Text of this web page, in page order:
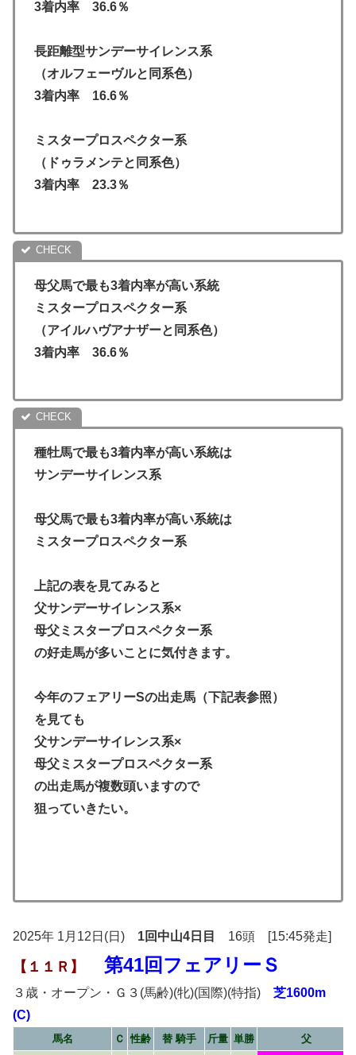
3着内率 36.6％
長距離型サンデーサイレンス系
（オルフェーヴルと同系色）
3着内率 16.6％
ミスタープロスペクター系
（ドゥラメンテと同系色）
3着内率 23.3％
母父馬で最も3着内率が高い系統
ミスタープロスペクター系
（アイルハヴアナザーと同系色）
3着内率 36.6％
種牡馬で最も3着内率が高い系統は
サンデーサイレンス系
母父馬で最も3着内率が高い系統は
ミスタープロスペクター系
上記の表を見てみると
父サンデーサイレンス系×
母父ミスタープロスペクター系
の好走馬が多いことに気付きます。
今年のフェアリーSの出走馬（下記表参照）
を見ても
父サンデーサイレンス系×
母父ミスタープロスペクター系
の出走馬が複数頭いますので
狙っていきたい。
2025年 1月12日(日) 1回中山4日目 16頭 [15:45発走]
【１１Ｒ】 第41回フェアリーＳ
３歳・オープン・Ｇ３(馬齢)(牝)(国際)(特指) 芝1600m
(C)
馬名 Ｃ 性齢 替 騎手 斤量 単勝
父